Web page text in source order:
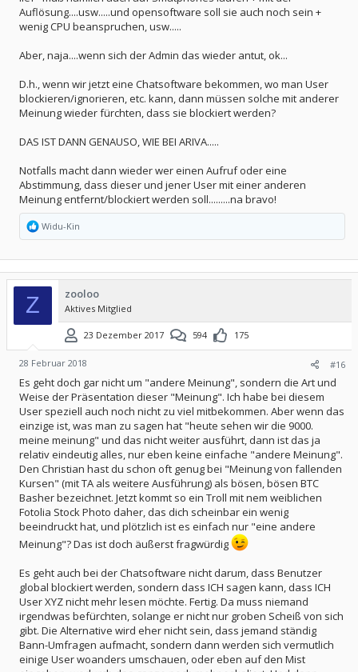
Auflösung....usw.....und opensoftware soll sie auch noch sein +
wenig CPU beanspruchen, usw.....
Aber, naja....wenn sich der Admin das wieder antut, ok...
D.h., wenn wir jetzt eine Chatsoftware bekommen, wo man User
blockieren/ignorieren, etc. kann, dann müssen solche mit anderer
Meinung wieder fürchten, dass sie blockiert werden?
DAS IST DANN GENAUSO, WIE BEI ARIVA.....
Notfalls macht dann wieder wer einen Aufruf oder eine
Abstimmung, dass dieser und jener User mit einer anderen
Meinung entfernt/blockiert werden soll.........na bravo!
R
e
k
t
i
Widu-Kin
Z zooloo
Aktives Mitglied
23 Dezember 2017 594 175
28 Februar 2018 #16
Es geht doch gar nicht um "andere Meinung", sondern die Art und
Weise der Präsentation dieser "Meinung". Ich habe bei diesem
User speziell auch noch nicht zu viel mitbekommen. Aber wenn das
einzige ist, was man zu sagen hat "heute sehen wir die 9000.
meine meinung" und das nicht weiter ausführt, dann ist das ja
relativ eindeutig alles, nur eben keine einfache "andere Meinung".
Den Christian hast du schon oft genug bei "Meinung von fallenden
Kursen" (mit TA als weitere Ausführung) als bösen, bösen BTC
Basher bezeichnet. Jetzt kommt so ein Troll mit nem weiblichen
Fotolia Stock Photo daher, das dich scheinbar ein wenig
beeindruckt hat, und plötzlich ist es einfach nur "eine andere
Meinung"? Das ist doch äußerst fragwürdig
Es geht auch bei der Chatsoftware nicht darum, dass Benutzer
global blockiert werden, sondern dass ICH sagen kann, dass ICH
User XYZ nicht mehr lesen möchte. Fertig. Da muss niemand
irgendwas befürchten, solange er nicht nur groben Scheiß von sich
gibt. Die Alternative wird eher nicht sein, dass jemand ständig
Bann-Umfragen aufmacht, sondern dann werden sich vermutlich
einige User woanders umschauen, oder eben auf den Mist